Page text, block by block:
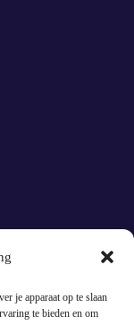
je apparaat op te slaan
te bieden en om